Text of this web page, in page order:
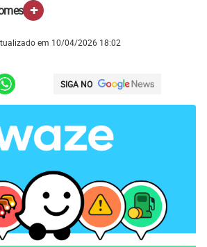
+
em 10/04/2026 18:02
SIGA NO